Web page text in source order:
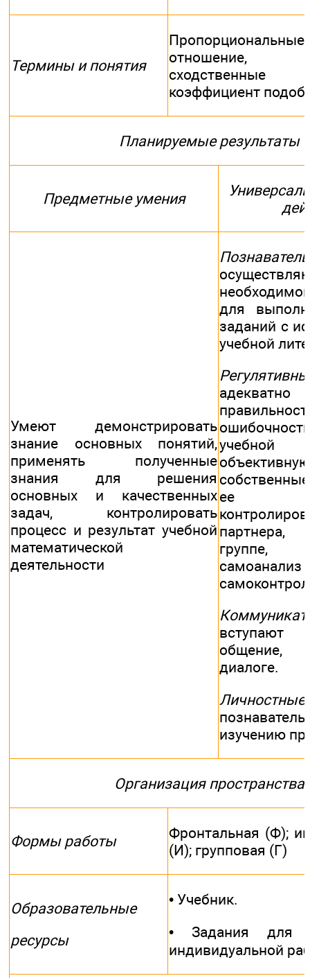
Термины и понятия
отношение,
коэффициент
Планируемые результаты
Предметные умения
Умеют демонстрировать
знание основных понятий,
применять полученные
знания для решения
основных и качественных
задач, контролировать
процесс и результат учебной
математической
деятельности
для
заданий с
учебной
учебной
ее
группе,
общение,
диалоге.
Личностные
изучению
Организация пространства
Формы работы
Фронтальная (Ф);
(И); групповая (Г)
Образовательные
ресурсы
• Учебник.
• Задания для
индивидуальной